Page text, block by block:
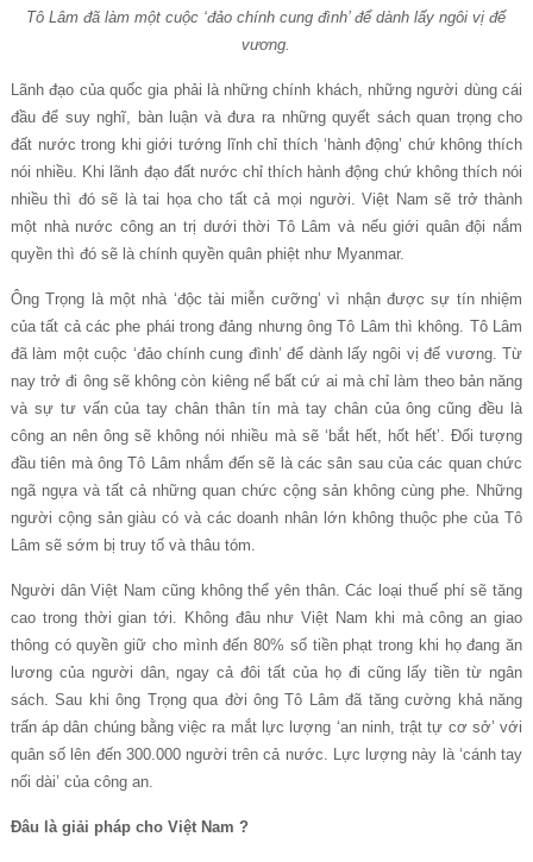
Tô Lâm đã làm một cuộc ‘đảo chính cung đình’ để dành lấy ngôi vị đế
vương.
Lãnh đạo của quốc gia phải là những chính khách, những người dùng cái
đầu để suy nghĩ, bàn luận và đưa ra những quyết sách quan trọng cho
đất nước trong khi giới tướng lĩnh chỉ thích ‘hành động’ chứ không thích
nói nhiều. Khi lãnh đạo đất nước chỉ thích hành động chứ không thích nói
nhiều thì đó sẽ là tai họa cho tất cả mọi người. Việt Nam sẽ trở thành
một nhà nước công an trị dưới thời Tô Lâm và nếu giới quân đội nắm
quyền thì đó sẽ là chính quyền quân phiệt như Myanmar.
Ông Trọng là một nhà ‘độc tài miễn cưỡng’ vì nhận được sự tín nhiệm
của tất cả các phe phái trong đảng nhưng ông Tô Lâm thì không. Tô Lâm
đã làm một cuộc ‘đảo chính cung đình’ để dành lấy ngôi vị đế vương. Từ
nay trở đi ông sẽ không còn kiêng nể bất cứ ai mà chỉ làm theo bản năng
và sự tư vấn của tay chân thân tín mà tay chân của ông cũng đều là
công an nên ông sẽ không nói nhiều mà sẽ ‘bắt hết, hốt hết’. Đối tượng
đầu tiên mà ông Tô Lâm nhắm đến sẽ là các sân sau của các quan chức
ngã ngựa và tất cả những quan chức cộng sản không cùng phe. Những
người cộng sản giàu có và các doanh nhân lớn không thuộc phe của Tô
Lâm sẽ sớm bị truy tố và thâu tóm.
Người dân Việt Nam cũng không thể yên thân. Các loại thuế phí sẽ tăng
cao trong thời gian tới. Không đâu như Việt Nam khi mà công an giao
thông có quyền giữ cho mình đến 80% số tiền phạt trong khi họ đang ăn
lương của người dân, ngay cả đôi tất của họ đi cũng lấy tiền từ ngân
sách. Sau khi ông Trọng qua đời ông Tô Lâm đã tăng cường khả năng
trấn áp dân chúng bằng việc ra mắt lực lượng ‘an ninh, trật tự cơ sở’ với
quân số lên đến 300.000 người trên cả nước. Lực lượng này là ‘cánh tay
nối dài’ của công an.
Đâu là giải pháp cho Việt Nam ?